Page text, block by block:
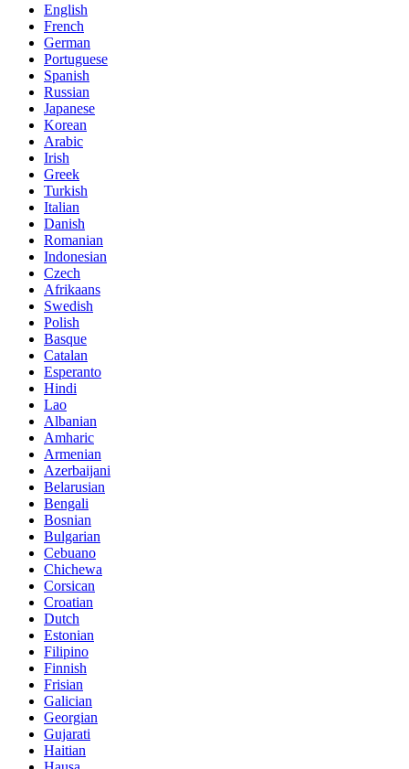
English
French
German
Portuguese
Spanish
Russian
Japanese
Korean
Arabic
Irish
Greek
Turkish
Italian
Danish
Romanian
Indonesian
Czech
Afrikaans
Swedish
Polish
Basque
Catalan
Esperanto
Hindi
Lao
Albanian
Amharic
Armenian
Azerbaijani
Belarusian
Bengali
Bosnian
Bulgarian
Cebuano
Chichewa
Corsican
Croatian
Dutch
Estonian
Filipino
Finnish
Frisian
Galician
Georgian
Gujarati
Haitian